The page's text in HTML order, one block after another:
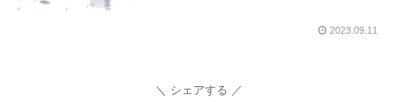
2023.09.11
シェアする